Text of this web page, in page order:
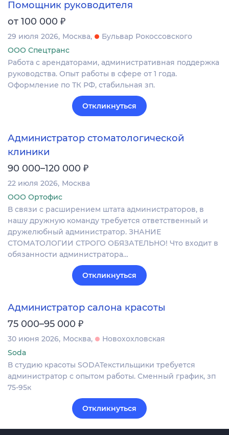
Помощник руководителя
от 100 000 ₽
29 июля 2026 Москва
Бульвар Рокоссовского
ООО Спецтранс
Работа с арендаторами, административная поддержка
руководства. Опыт работы в сфере от 1 года.
Оформление по ТК РФ, стабильная зп.
Откликнуться
Администратор стоматологической
клиники
90 000–120 000 ₽
22 июля 2026 Москва
ООО Ортофис
В связи с расширением штата администраторов, в
нашу дружную команду требуется ответственный и
дружелюбный администратор. ЗНАНИЕ
СТОМАТОЛОГИИ СТРОГО ОБЯЗАТЕЛЬНО! Что входит в
обязанности администратора…
Откликнуться
Администратор салона красоты
75 000–95 000 ₽
30 июня 2026 Москва
Новохохловская
Soda
В студию красоты SODAТекстильщики требуется
администратор с опытом работы. Сменный график, зп
75-95к
Откликнуться